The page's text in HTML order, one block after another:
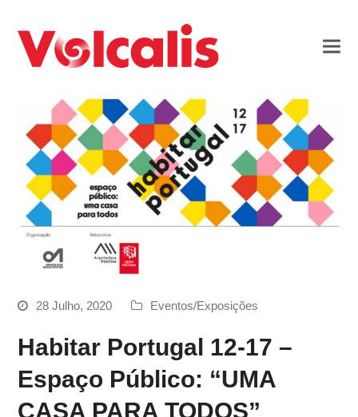
28 Julho, 2020 Eventos/Exposições
Habitar Portugal 12-17 –
Espaço Público: “UMA
CASA PARA TODOS”